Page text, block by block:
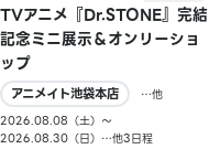
TVアニメ『Dr.STONE』完結
記念ミニ展示＆オンリーショ
ップ
アニメイト池袋本店
…他
2026.08.08（土）〜
2026.08.30（日）…他3日程